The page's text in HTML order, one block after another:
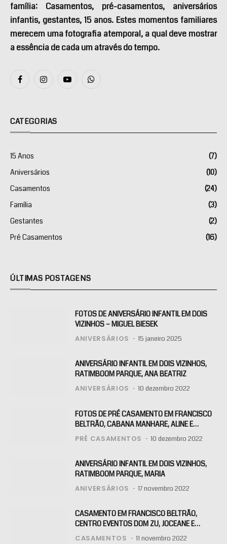
família: Casamentos, pré-casamentos, aniversários
infantis, gestantes, 15 anos. Estes momentos familiares
merecem uma fotografia atemporal, a qual deve mostrar
a essência de cada um através do tempo.
FacebookInstagramYouTubeWhatsApp
CATEGORIAS
15 Anos
(7)
Aniversários
(10)
Casamentos
(24)
Família
(3)
Gestantes
(2)
Pré Casamentos
(16)
ÚLTIMAS POSTAGENS
FOTOS DE ANIVERSÁRIO INFANTIL EM DOIS
VIZINHOS – MIGUEL BIESEK
ANIVERSÁRIOS 15 janeiro 2025
ANIVERSÁRIO INFANTIL EM DOIS VIZINHOS,
RATIMBOOM PARQUE, ANA BEATRIZ
ANIVERSÁRIOS 10 dezembro 2022
FOTOS DE PRÉ CASAMENTO EM FRANCISCO
BELTRÃO, CABANA MANHARE, ALINE E
KLAITON
PRÉ CASAMENTOS 10 dezembro 2022
ANIVERSÁRIO INFANTIL EM DOIS VIZINHOS,
RATIMBOOM PARQUE, MARIA
ANIVERSÁRIOS 17 novembro 2022
CASAMENTO EM FRANCISCO BELTRÃO,
CENTRO EVENTOS DOM ZU, JOCEANE E
RAFAEL
CASAMENTOS 11 novembro 2022